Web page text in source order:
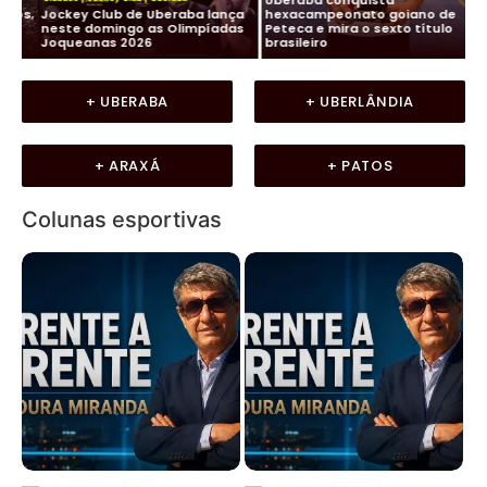
Jockey Club de Uberaba lança
neste domingo as Olimpíadas
Joqueanas 2026
hexacampeonato goiano de
Peteca e mira o sexto título
brasileiro
+ UBERABA + UBERLÂNDIA
+ ARAXÁ + PATOS
Colunas esportivas